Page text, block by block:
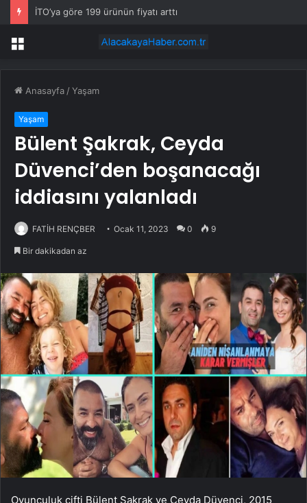
İTO’ya göre 199 ürünün fiyatı arttı
Menü
Anasayfa /Yaşam
Yaşam
Bülent Şakrak, Ceyda
Düvenci’den boşanacağı
iddiasını yalanladı
FATİH RENÇBER Ocak 11, 2023 0 9
Bir dakikadan az
Oyunculuk çifti Bülent Şakrak ve Ceyda Düvenci, 2015